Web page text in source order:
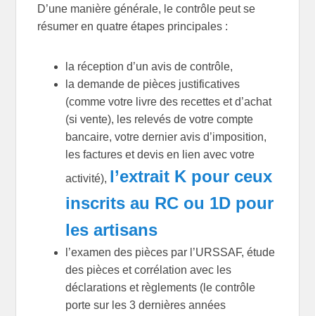
D’une manière générale, le contrôle peut se
résumer en quatre étapes principales :
la réception d’un avis de contrôle,
la demande de pièces justificatives
(comme votre livre des recettes et d’achat
(si vente), les relevés de votre compte
bancaire, votre dernier avis d’imposition,
les factures et devis en lien avec votre
activité), l’extrait K pour ceux
inscrits au RC ou 1D pour
les artisans
l’examen des pièces par l’URSSAF, étude
des pièces et corrélation avec les
déclarations et règlements (le contrôle
porte sur les 3 dernières années